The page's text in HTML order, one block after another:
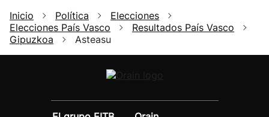
Inicio Política
Elecciones
Elecciones País Vasco
Resultados País Vasco
Gipuzkoa
Asteasu